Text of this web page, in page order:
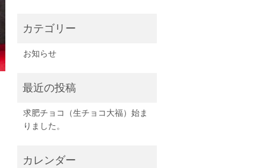
お知らせ
求肥チョコ（生チョコ大福）始ま
りました。